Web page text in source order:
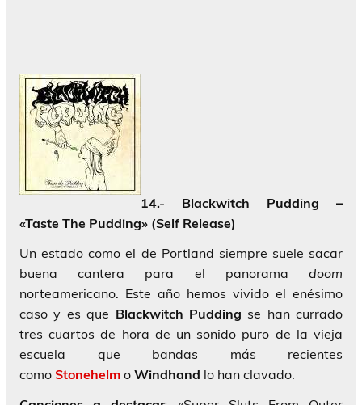
14.- Blackwitch Pudding –
«Taste The Pudding» (Self Release)
Un estado como el de Portland siempre suele sacar
buena cantera para el panorama doom
norteamericano. Este año hemos vivido el enésimo
caso y es que Blackwitch Pudding se han currado
tres cuartos de hora de un sonido puro de la vieja
escuela que bandas más recientes
como Stonehelm o Windhand lo han clavado.